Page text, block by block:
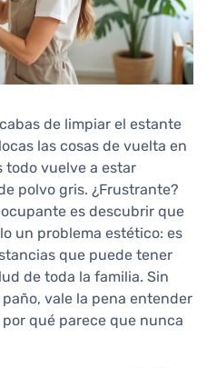
de limpiar el estante
las cosas de vuelta en
todo vuelve a estar
polvo gris. ¿Frustrante?
es descubrir que
un problema estético: es
que puede tener
de toda la familia. Sin
vale la pena entender
qué parece que nunca